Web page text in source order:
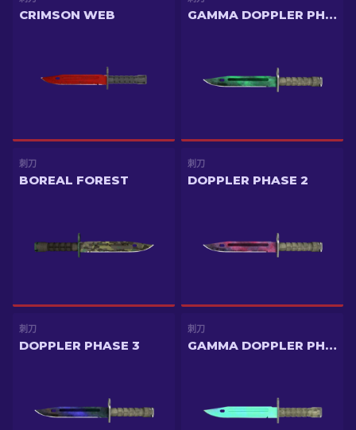
CRIMSON WEB GAMMA DOPPLER PHASE 2
刺刀
BOREAL FOREST
刺刀
DOPPLER PHASE 2
刺刀
DOPPLER PHASE 3
刺刀
GAMMA DOPPLER PHASE 1